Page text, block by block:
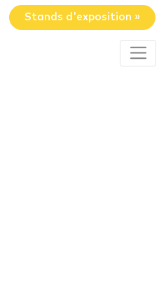
Stands d'exposition »